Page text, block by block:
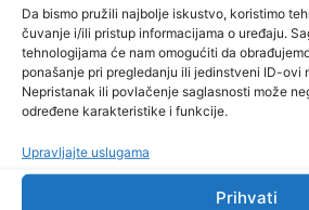
Da bismo pružili najbolje iskustvo, koristimo
čuvanje i/ili pristup informacijama o uređaju.
tehnologijama će nam omogućiti da
ponašanje pri pregledanju ili jedinstveni ID-ovi
Nepristanak ili povlačenje saglasnosti može
određene karakteristike i funkcije.
Upravljajte uslugama
Prihvati